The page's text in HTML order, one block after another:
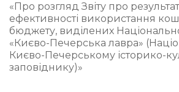
«Про розгляд Звіту про
ефективності використання
бюджету, виділених
«Києво-Печерська лавра»
Києво-Печерському історико-
заповіднику)»